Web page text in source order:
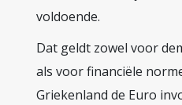
voldoende.
Dat geldt zowel voor
als voor financiële
Griekenland de Euro